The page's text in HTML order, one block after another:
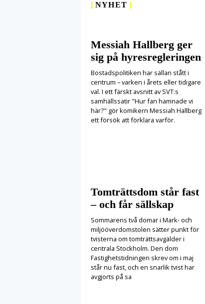
[ NYHET ]
Messiah Hallberg ger
sig på hyresregleringen
Bostadspolitiken har sällan stått i
centrum – varken i årets eller tidigare
val. I ett färskt avsnitt av SVT:s
samhällssatir "Hur fan hamnade vi
här?" gör komikern Messiah Hallberg
ett försök att förklara varför.
Tomträttsdom står fast
– och får sällskap
Sommarens två domar i Mark- och
miljööverdomstolen sätter punkt för
tvisterna om tomträttsavgälder i
centrala Stockholm. Den dom
Fastighetstidningen skrev om i maj
står nu fast, och en snarlik tvist har
avgjorts på sa